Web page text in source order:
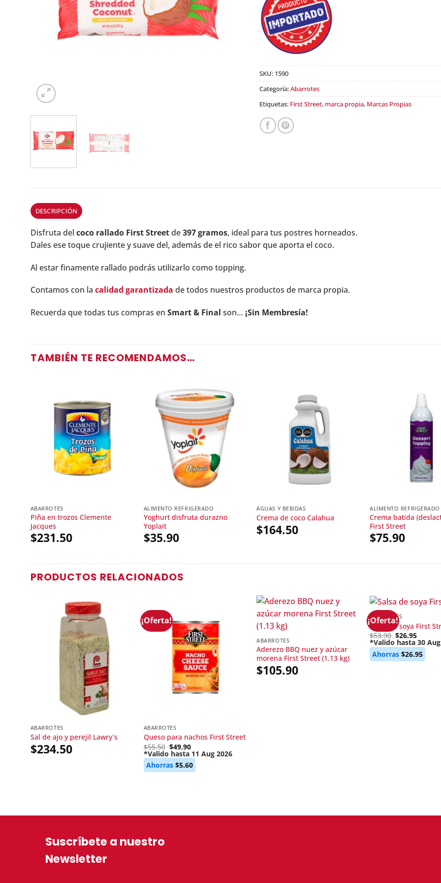
SKU: 1590
Categoría:Abarrotes
Etiquetas: First Street, marca propia, Marcas Propias
DESCRIPCIÓN
Disfruta del coco rallado First Streetde397 gramos, ideal para tus postres horneados.
Dales ese toque crujiente y suave del, además de el rico sabor que aporta el coco.
Al estar finamente rallado podrás utilizarlo como topping.
Contamos con la calidad garantizada de todos nuestros productos de marca propia.
Recuerda que todas tus compras en Smart & Final son… ¡Sin Membresía!
TAMBIÉN TE RECOMENDAMOS…
ABARROTES
Piña en trozos Clemente
Jacques
$231.50
ALIMENTO REFRIGERADO
Yoghurt disfruta durazno
Yoplait
$35.90
AGUAS Y BEBIDAS
Crema de coco Calahua
$164.50
ALIMENTO REFRIGERADO
Crema batida
First Street
$75.90
PRODUCTOS RELACIONADOS
ABARROTES
Sal de ajo y perejil Lawry´s
$234.50
¡Oferta!
ABARROTES
Queso para nachos First Street
$55.50 Original
price
was:
$55.50.
$49.90
*Valido hasta 11 Aug 2026
Current
price
is:
Ahorras $5.60
ABARROTES
Aderezo BBQ nuez y azúcar
morena First Street (1.13 kg)
$105.90
¡Oferta!
ABARROTES
Salsa de soya First
$53.90 Original
price
was:
$53.90.
$26.95
*Valido hasta 30
Current
price
is:
Ahorras$26.95
Suscríbete a nuestro
Newsletter